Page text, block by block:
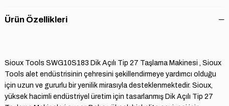
Ürün Özellikleri
Sioux Tools SWG10S183 Dik Açılı Tip 27 Taşlama Makinesi , Sioux
Tools alet endüstrisinin çehresini şekillendirmeye yardımcı olduğu
için uzun ve gururlu bir yenilik mirasıyla desteklenmektedir. Sioux,
yüksek hacimli endüstriyel üretim için tasarlanmış Dik Açılı Tip 27